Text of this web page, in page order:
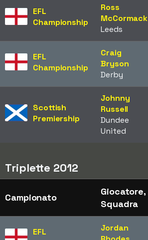
EFL
Championship
Ross
McCormack
Leeds
EFL
Championship
Craig
Bryson
Derby
Scottish
Premiership
Johnny
Russell
Dundee
United
Triplette 2012
Campionato
Giocatore,
Squadra
EFL
Jordan